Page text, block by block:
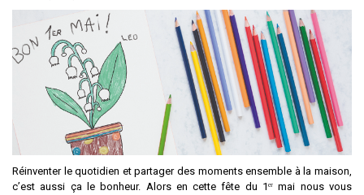
Réinventer le quotidien et partager des moments ensemble à la maison,
c’est aussi ça le bonheur. Alors en cette fête du 1ᵉʳ mai nous vous